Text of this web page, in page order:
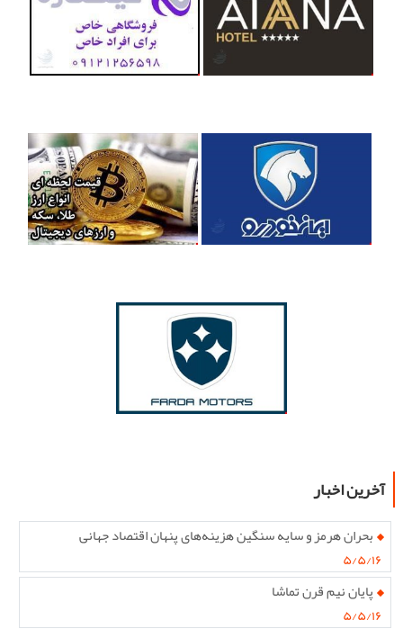
آخرین اخبار
بحران هرمز و سایه سنگین هزینه‌های پنهان اقتصاد جهانی
۵/۵/۱۶
پایان نیم قرن تماشا
۵/۵/۱۶